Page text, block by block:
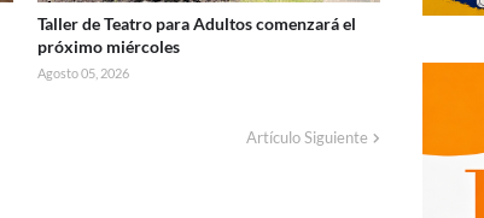
Taller de Teatro para Adultos comenzará el
próximo miércoles
Agosto 05, 2026
Artículo Siguiente